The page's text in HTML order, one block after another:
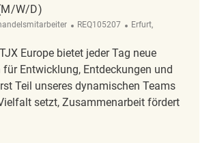
W/D)
ReqId
REQ105207 Ort
Erfurt,
Europe bietet jeder Tag neue
Entwicklung, Entdeckungen und
Teil unseres dynamischen Teams
setzt, Zusammenarbeit fördert